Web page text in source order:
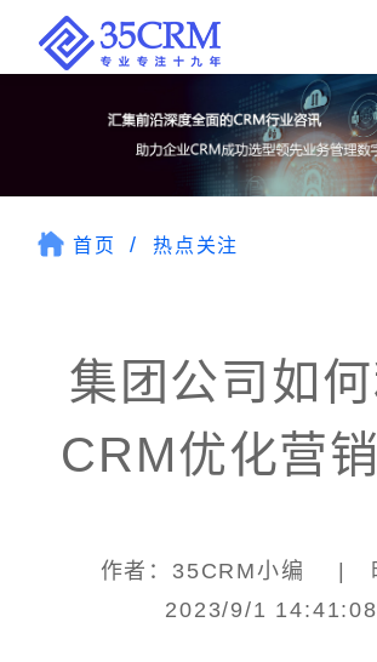
首页 热点关注
集团公司如何
CRM优化营
作者：35CRM小编 |
2023/9/1 14:41:08